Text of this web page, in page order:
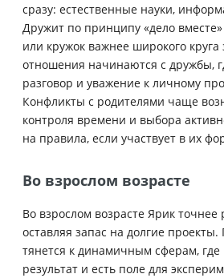
сразу: естественные науки,
Дружит по принципу «дело
или кружок важнее широкого
отношения начинаются с дружбы,
разговор и уважение к личному
Конфликты с родителями чаще
контроля времени и выбора
на правила, если участвует в их
Во взрослом возрасте
Во взрослом возрасте Ярик точнее
оставляя запас на долгие
тянется к динамичным сферам,
результат и есть поле для